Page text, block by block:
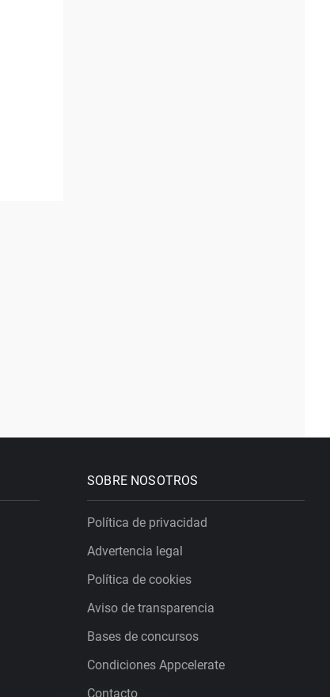
SOBRE NOSOTROS
Política de privacidad
Advertencia legal
Política de cookies
Aviso de transparencia
Bases de concursos
Condiciones Appcelerate
Contacto